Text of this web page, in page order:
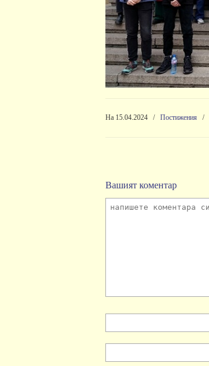
На 15.04.2024 / Постижения /
Вашият коментар